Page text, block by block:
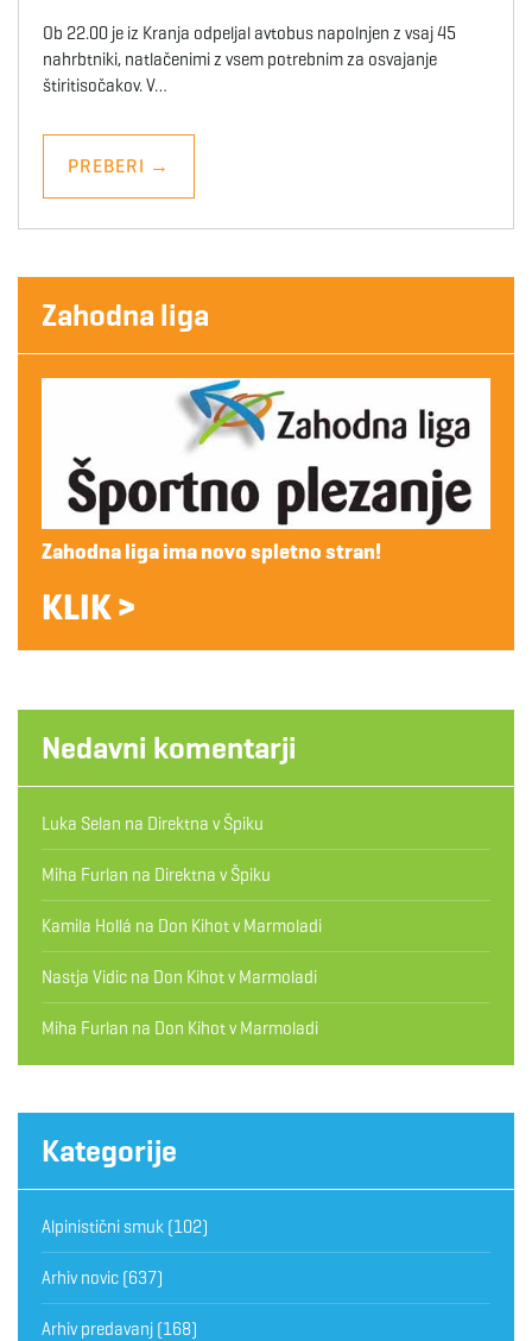
Ob 22.00 je iz Kranja odpeljal avtobus napolnjen z vsaj 45
nahrbtniki, natlačenimi z vsem potrebnim za osvajanje
štiritisočakov. V…
PREBERI →
Zahodna liga
Zahodna liga ima novo spletno stran!
KLIK >
Nedavni komentarji
Luka Selan na Direktna v Špiku
Miha Furlan na Direktna v Špiku
Kamila Hollá na Don Kihot v Marmoladi
Nastja Vidic na Don Kihot v Marmoladi
Miha Furlan na Don Kihot v Marmoladi
Kategorije
Alpinistični smuk (102)
Arhiv novic (637)
Arhiv predavanj (168)